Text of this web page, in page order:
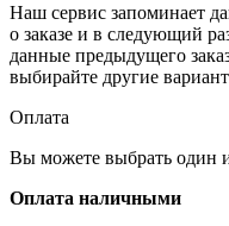
Наш сервис запоминает
о заказе и в следующий
данные предыдущего
выбирайте другие
Оплата
Вы можете выбрать один
Оплата наличными